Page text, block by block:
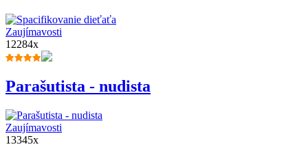
Zaujímavosti
12284x
Parašutista - nudista
Zaujímavosti
13345x